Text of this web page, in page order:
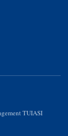
TUIASI